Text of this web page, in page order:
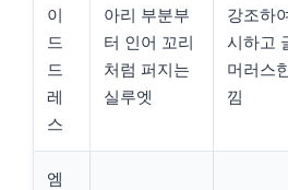
이
드
드
레
스
아리 부분부
터 인어 꼬리
처럼 퍼지는
실루엣
강조하
시하고
머러스
낌
엠